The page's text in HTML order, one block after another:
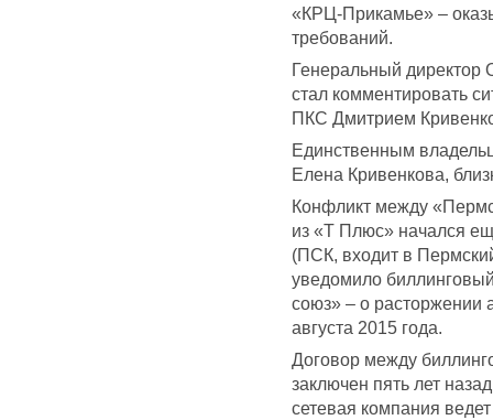
«КРЦ-Прикамье» –
требований.
Генеральный
стал комментировать
ПКС Дмитрием
Единственным
Елена Кривенкова,
Конфликт между
из «Т Плюс» начался
(ПСК, входит в
уведомило
союз» – о расторжении
августа 2015 года.
Договор между
заключен пять лет
сетевая компания